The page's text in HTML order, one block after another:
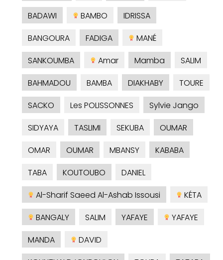
BADAWI
BAMBO
IDRISSA
BANGOURA
FADIGA
MANÉ
SANKOUMBA
Amar Mamba
SALIM
BAHMADOU
BAMBA DIAKHABY
TOURE
SACKO
Les POLISSONNES
Sylvie Jango
SIDYAYA
TASLIMI SEKUBA
OUMAR
OMAR
OUMAR MBANSY
KABABA
TABA
KOUTOUBO
DANIEL
Al-Sharif Saeed Al-Ashab Issousi
KÉTA
BANGALY
SALIM YAFAYE
YAFAYE
MANDA
DAVID